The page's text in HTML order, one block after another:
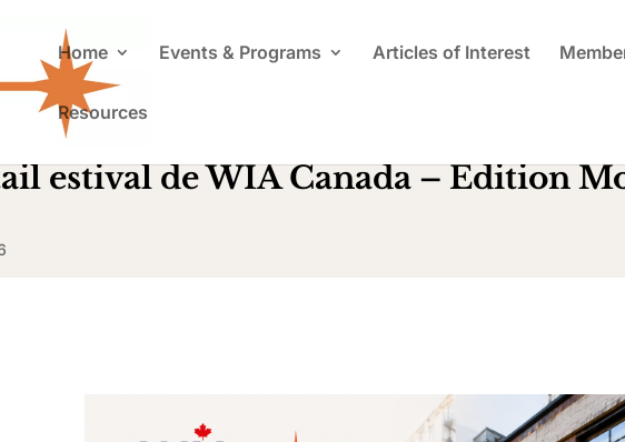
Home Events & Programs Articles of Interest
Resources
estival de WIA Canada – Édition